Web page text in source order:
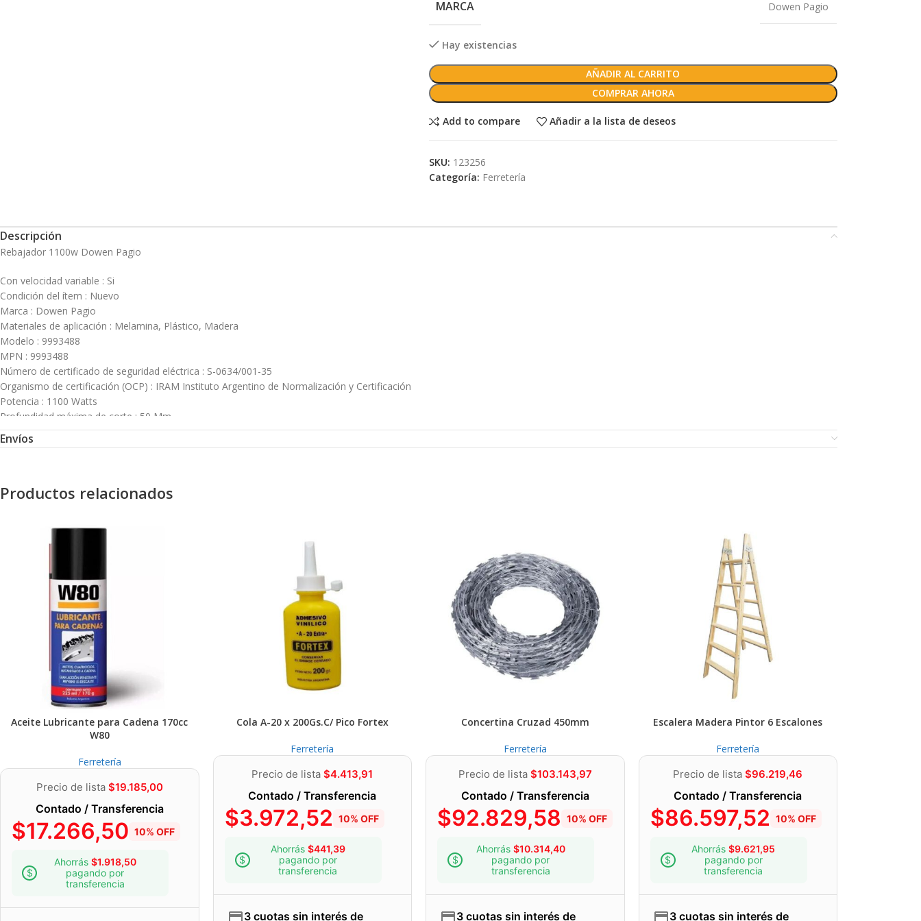
MARCA Dowen Pagio
Hay existencias
AÑADIR AL CARRITO
COMPRAR AHORA
Add to compare Añadir a la lista de deseos
SKU: 123256
Categoría: Ferretería
Descripción
Rebajador 1100w Dowen Pagio
Con velocidad variable : Si
Condición del ítem : Nuevo
Marca : Dowen Pagio
Materiales de aplicación : Melamina, Plástico, Madera
Modelo : 9993488
MPN : 9993488
Número de certificado de seguridad eléctrica : S-0634/001-35
Organismo de certificación (OCP) : IRAM Instituto Argentino de Normalización y Certificación
Potencia : 1100 Watts
Profundidad máxima de corte : 50 Mm
Tiempo de garantía : 24 meses
Tipo de grantía : Garantía de fábrica
Voltaje : 220V
Ø Mandril: 6,35 mm (1/4″) y 8 mm (5/16″)
Profundidad máxima: 50 mm
Envíos
Productos relacionados
Aceite Lubricante para Cadena 170cc
W80
Ferretería
Precio de lista $19.185,00
Contado / Transferencia
$17.266,50 10% OFF
Ahorrás $1.918,50
pagando por
transferencia
Cola A-20 x 200Gs.C/ Pico Fortex
Ferretería
Precio de lista$4.413,91
Contado / Transferencia
$3.972,52 10% OFF
Ahorrás $441,39
pagando por
transferencia
3 cuotas sin interés de
Concertina Cruzad 450mm
Ferretería
Precio de lista $103.143,97
Contado / Transferencia
$92.829,58 10% OFF
Ahorrás $10.314,40
pagando por
transferencia
3 cuotas sin interés de
Escalera Madera Pintor 6 Escalones
Ferretería
Precio de lista$96.219,46
Contado / Transferencia
$86.597,52 10% OFF
Ahorrás $9.621,95
pagando por
transferencia
3 cuotas sin interés de